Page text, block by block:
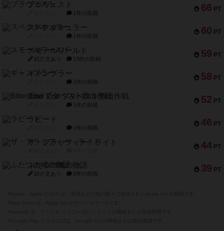
66 PT
ブラヴェスト
1件の投稿
60 PT
スペクタキュラー
1件の投稿
59 PT
スモールワールド
紹介文あり 13件の投稿
58 PT
ギャンブラー
2件の投稿
52 PT
Bitter End ブタペスト救出作戦
1件の投稿
46 PT
ラピード
1件の投稿
44 PT
ザ・フラッフィー・ライト
39 PT
ふたつの城の物語
紹介文あり 6件の投稿